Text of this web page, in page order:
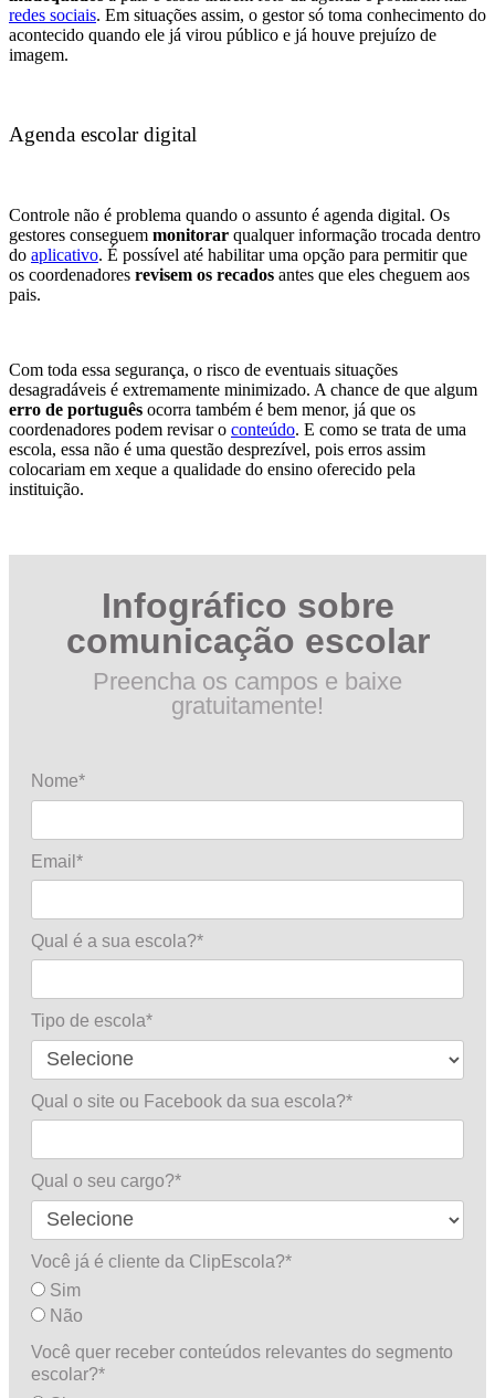
redes sociais. Em situações assim, o gestor só toma conhecimento do
acontecido quando ele já virou público e já houve prejuízo de
imagem.
Agenda escolar digital
Controle não é problema quando o assunto é agenda digital. Os
gestores conseguem monitorar qualquer informação trocada dentro
do aplicativo. É possível até habilitar uma opção para permitir que
os coordenadores revisem os recados antes que eles cheguem aos
pais.
Com toda essa segurança, o risco de eventuais situações
desagradáveis é extremamente minimizado. A chance de que algum
erro de português ocorra também é bem menor, já que os
coordenadores podem revisar o conteúdo. E como se trata de uma
escola, essa não é uma questão desprezível, pois erros assim
colocariam em xeque a qualidade do ensino oferecido pela
instituição.
Infográfico sobre
comunicação escolar
Preencha os campos e baixe
gratuitamente!
Nome*
Email*
Qual é a sua escola?*
Tipo de escola*
Qual o site ou Facebook da sua escola?*
Qual o seu cargo?*
Você já é cliente da ClipEscola?*
Sim
Não
Você quer receber conteúdos relevantes do segmento
escolar?*